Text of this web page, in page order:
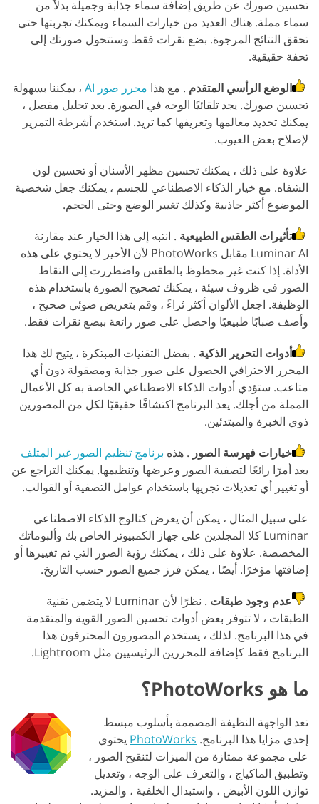
تحسين صورك عن طريق إضافة سماء جذابة وجميلة بدلاً من
سماء مملة. هناك العديد من خيارات السماء ويمكنك تجربتها حتى
تحقق النتائج المرجوة. بضع نقرات فقط وستتحول صورتك إلى
تحفة حقيقية.
الوضع الرأسي المتقدم . مع هذا محرر صور AI
، يمكننا بسهولة
تحسين صورك. يجد تلقائيًا الوجه في الصورة. بعد تحليل مفصل ،
يمكنك تحديد معالمها وتعريفها كما تريد. استخدم أشرطة التمرير
لإصلاح بعض العيوب.
علاوة على ذلك ، يمكنك تحسين مظهر الأسنان أو تحسين لون
الشفاه. مع خيار الذكاء الاصطناعي للجسم ، يمكنك جعل شخصية
الموضوع أكثر جاذبية وكذلك تغيير الوضع وحتى الحجم.
تأثيرات الطقس الطبيعية . انتبه إلى هذا الخيار عند مقارنة
Luminar AI مقابل PhotoWorks لأن الأخير لا يحتوي على هذه
الأداة. إذا كنت غير محظوظ بالطقس واضطررت إلى التقاط
الصور في ظروف سيئة ، يمكنك تصحيح الصورة باستخدام هذه
الوظيفة. اجعل الألوان أكثر ثراءً ، وقم بتعريض ضوئي صحيح ،
وأضف ضبابًا طبيعيًا واحصل على صور رائعة ببضع نقرات فقط.
أدوات التحرير الذكية . بفضل التقنيات المبتكرة ، يتيح لك هذا
المحرر الاحترافي الحصول على صور جذابة ومصقولة دون أي
متاعب. ستؤدي أدوات الذكاء الاصطناعي الخاصة به كل الأعمال
المملة من أجلك. يعد البرنامج اكتشافًا حقيقيًا لكل من المصورين
ذوي الخبرة والمبتدئين.
خيارات فهرسة الصور . هذه برنامج تنظيم الصور غير المتلف
يعد أمرًا رائعًا لتصفية الصور وعرضها وتنظيمها. يمكنك التراجع عن
أو تغيير أي تعديلات تجريها باستخدام عوامل التصفية أو القوالب.
على سبيل المثال ، يمكن أن يعرض كتالوج الذكاء الاصطناعي
Luminar كلا المجلدين على جهاز الكمبيوتر الخاص بك وألبوماتك
المخصصة. علاوة على ذلك ، يمكنك رؤية الصور التي تم تغييرها أو
إضافتها مؤخرًا. أيضًا ، يمكن فرز جميع الصور حسب التاريخ.
عدم وجود طبقات
. نظرًا لأن Luminar لا يتضمن تقنية
الطبقات ، لا تتوفر بعض أدوات تحسين الصور القوية والمتقدمة
في هذا البرنامج. لذلك ، يستخدم المصورون المحترفون هذا
البرنامج فقط كإضافة للمحررين الرئيسيين مثل Lightroom.
ما هو PhotoWorks؟
تعد الواجهة النظيفة المصممة بأسلوب مبسط
إحدى مزايا هذا البرنامج. PhotoWorks يحتوي
على مجموعة ممتازة من الميزات لتنقيح الصور ،
وتطبيق الماكياج ، والتعرف على الوجه ، وتعديل
توازن اللون الأبيض ، واستبدال الخلفية ، والمزيد.